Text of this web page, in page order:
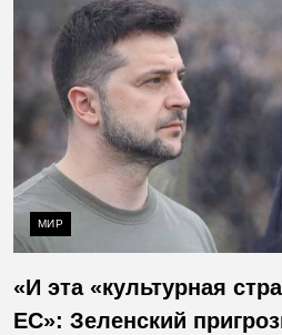
МИР
«И эта «культурная
ЕС»: Зеленский